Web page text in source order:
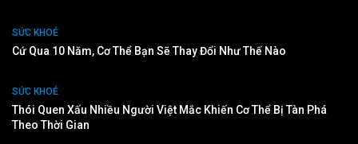
SỨC KHOẺ
Cứ Qua 10 Năm, Cơ Thể Bạn Sẽ Thay Đổi Như Thế Nào
SỨC KHOẺ
Thói Quen Xấu Nhiều Người Việt Mắc Khiến Cơ Thể Bị Tàn Phá
Theo Thời Gian